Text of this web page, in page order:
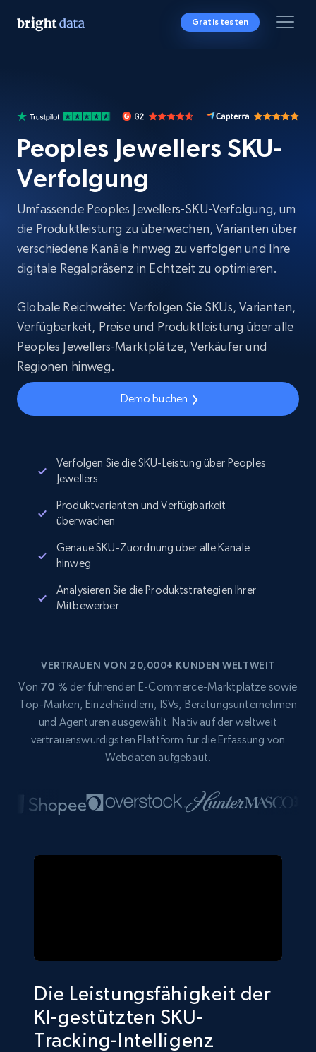
Gratis testen
Peoples Jewellers SKU-
Verfolgung
Umfassende Peoples Jewellers-SKU-Verfolgung, um
die Produktleistung zu überwachen, Varianten über
verschiedene Kanäle hinweg zu verfolgen und Ihre
digitale Regalpräsenz in Echtzeit zu optimieren.
Globale Reichweite: Verfolgen Sie SKUs, Varianten,
Verfügbarkeit, Preise und Produktleistung über alle
Peoples Jewellers-Marktplätze, Verkäufer und
Regionen hinweg.
Demo buchen
Verfolgen Sie die SKU-Leistung über Peoples
Jewellers
Produktvarianten und Verfügbarkeit
überwachen
Genaue SKU-Zuordnung über alle Kanäle
hinweg
Analysieren Sie die Produktstrategien Ihrer
Mitbewerber
VERTRAUEN VON 20,000+ KUNDEN WELTWEIT
Von 70 % der führenden E-Commerce-Marktplätze sowie
Top-Marken, Einzelhändlern, ISVs, Beratungsunternehmen
und Agenturen ausgewählt. Nativ auf der weltweit
vertrauenswürdigsten Plattform für die Erfassung von
Webdaten aufgebaut.
Die Leistungsfähigkeit der
KI-gestützten SKU-
Tracking-Intelligenz